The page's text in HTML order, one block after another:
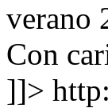
verano
Con
]]>